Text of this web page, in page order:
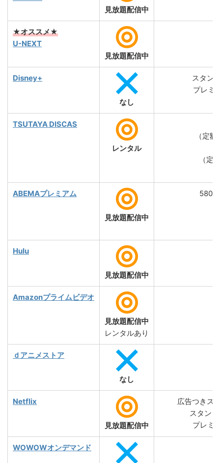
見放題配信中
★オススメ★
U-NEXT
見放題配信中
Disney+
なし
スタン
プレミ
TSUTAYA DISCAS
レンタル
（定
（定
ABEMAプレミアム
見放題配信中
580
Hulu
見放題配信中
Amazonプライムビデオ
見放題配信中
レンタルあり
ｄアニメストア
なし
Netflix
見放題配信中
広告つきス
スタン
プレミ
WOWOWオンデマンド